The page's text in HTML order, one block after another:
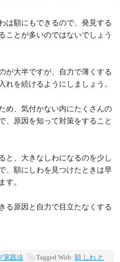
は額にもできるので、発見する
ことが多いのではないでしょう
が大半ですが、自力で薄くする
れを続けるようにしましょう。
め、気付かない内にたくさんの
、原因を知って対策をすること
と、大きなしわになるのを少し
、額にしわを見つけたときは早
す。
る原因と自力で目立たなくする
実践法 Tagged With: 額 しわ と